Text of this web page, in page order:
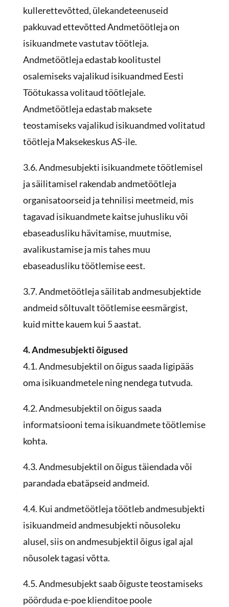
kullerettevõtted, ülekandeteenuseid
pakkuvad ettevõtted Andmetöötleja on
isikuandmete vastutav töötleja.
Andmetöötleja edastab koolitustel
osalemiseks vajalikud isikuandmed Eesti
Töötukassa volitaud töötlejale.
Andmetöötleja edastab maksete
teostamiseks vajalikud isikuandmed volitatud
töötleja Maksekeskus AS-ile.
3.6. Andmesubjekti isikuandmete töötlemisel
ja säilitamisel rakendab andmetöötleja
organisatoorseid ja tehnilisi meetmeid, mis
tagavad isikuandmete kaitse juhusliku või
ebaseadusliku hävitamise, muutmise,
avalikustamise ja mis tahes muu
ebaseadusliku töötlemise eest.
3.7. Andmetöötleja säilitab andmesubjektide
andmeid sõltuvalt töötlemise eesmärgist,
kuid mitte kauem kui 5 aastat.
4. Andmesubjekti õigused
4.1. Andmesubjektil on õigus saada ligipääs
oma isikuandmetele ning nendega tutvuda.
4.2. Andmesubjektil on õigus saada
informatsiooni tema isikuandmete töötlemise
kohta.
4.3. Andmesubjektil on õigus täiendada või
parandada ebatäpseid andmeid.
4.4. Kui andmetöötleja töötleb andmesubjekti
isikuandmeid andmesubjekti nõusoleku
alusel, siis on andmesubjektil õigus igal ajal
nõusolek tagasi võtta.
4.5. Andmesubjekt saab õiguste teostamiseks
pöörduda e-poe klienditoe poole